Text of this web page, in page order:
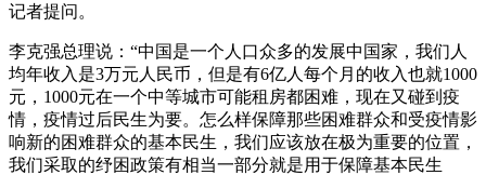
记者提问。
李克强总理说：“中国是一个人口众多的发展中国家，我们人
均年收入是3万元人民币，但是有6亿人每个月的收入也就1000
元，1000元在一个中等城市可能租房都困难，现在又碰到疫
情，疫情过后民生为要。怎么样保障那些困难群众和受疫情影
响新的困难群众的基本民生，我们应该放在极为重要的位置，
我们采取的纾困政策有相当一部分就是用于保障基本民生